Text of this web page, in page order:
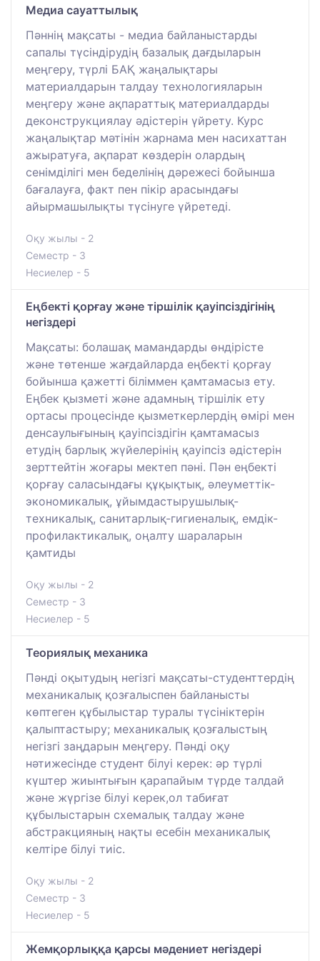
Медиа сауаттылық
Пәннің мақсаты - медиа байланыстарды
сапалы түсіндірудің базалық дағдыларын
меңгеру, түрлі БАҚ жаңалықтары
материалдарын талдау технологияларын
меңгеру және ақпараттық материалдарды
деконструкциялау әдістерін үйрету. Курс
жаңалықтар мәтінін жарнама мен насихаттан
ажыратуға, ақпарат көздерін олардың
сенімділігі мен беделінің дәрежесі бойынша
бағалауға, факт пен пікір арасындағы
айырмашылықты түсінуге үйретеді.
Оқу жылы - 2
Семестр - 3
Несиелер - 5
Еңбекті қорғау және тіршілік қауіпсіздігінің
негіздері
Мақсаты: болашақ мамандарды өндірісте
және төтенше жағдайларда еңбекті қорғау
бойынша қажетті біліммен қамтамасыз ету.
Еңбек қызметі және адамның тіршілік ету
ортасы процесінде қызметкерлердің өмірі мен
денсаулығының қауіпсіздігін қамтамасыз
етудің барлық жүйелерінің қауіпсіз әдістерін
зерттейтін жоғары мектеп пәні. Пән еңбекті
қорғау саласындағы құқықтық, әлеуметтік-
экономикалық, ұйымдастырушылық-
техникалық, санитарлық-гигиеналық, емдік-
профилактикалық, оңалту шараларын
қамтиды
Оқу жылы - 2
Семестр - 3
Несиелер - 5
Теориялық механика
Пәнді оқытудың негізгі мақсаты-студенттердің
механикалық қозғалыспен байланысты
көптеген құбылыстар туралы түсініктерін
қалыптастыру; механикалық қозғалыстың
негізгі заңдарын меңгеру. Пәнді оқу
нәтижесінде студент білуі керек: әр түрлі
күштер жиынтығын қарапайым түрде талдай
және жүргізе білуі керек,ол табиғат
құбылыстарын схемалық талдау және
абстракцияның нақты есебін механикалық
келтіре білуі тиіс.
Оқу жылы - 2
Семестр - 3
Несиелер - 5
Жемқорлыққа қарсы мәдениет негіздері